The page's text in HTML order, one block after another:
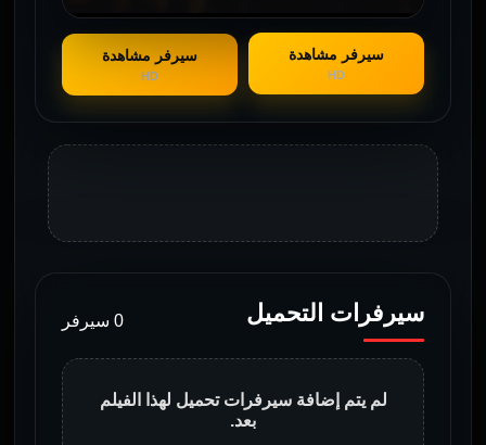
سيرفر مشاهدة
HD
سيرفر مشاهدة
HD
سيرفرات التحميل 0 سيرفر
لم يتم إضافة سيرفرات تحميل لهذا الفيلم
بعد.